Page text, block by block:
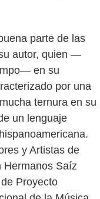
parte de las
autor, quien —
en su
por una
ternura en su
un lenguaje
y Artistas de
Hermanos Saíz
Proyecto